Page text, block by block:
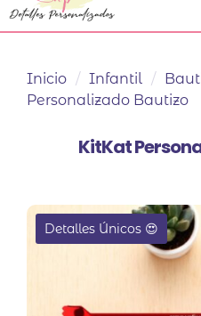
Inicio / Infantil /
Personalizado Bautizo
KitKat